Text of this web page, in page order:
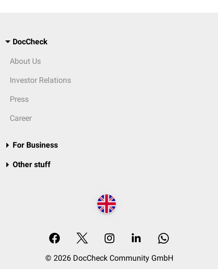
DocCheck
About Us
Investor Relations
Press
Career
For Business
Other stuff
© 2026 DocCheck Community GmbH